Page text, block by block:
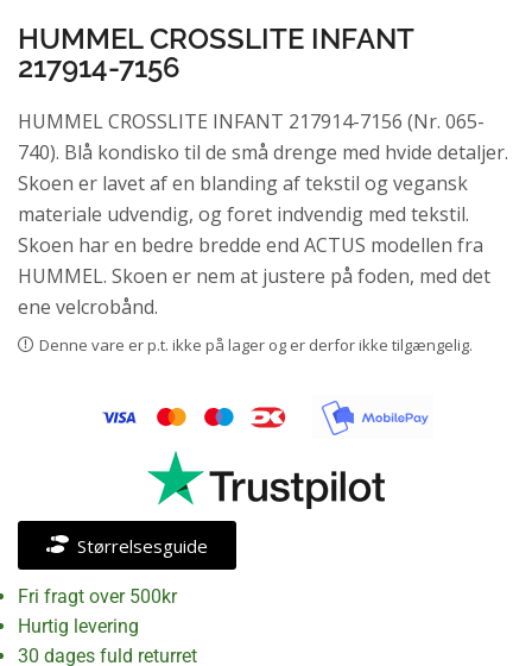
HUMMEL CROSSLITE INFANT
217914-7156
HUMMEL CROSSLITE INFANT 217914-7156 (Nr. 065-
740). Blå kondisko til de små drenge med hvide detaljer.
Skoen er lavet af en blanding af tekstil og vegansk
materiale udvendig, og foret indvendig med tekstil.
Skoen har en bedre bredde end ACTUS modellen fra
HUMMEL. Skoen er nem at justere på foden, med det
ene velcrobånd.
Denne vare er p.t. ikke på lager og er derfor ikke tilgængelig.
Størrelsesguide
Fri fragt over 500kr
Hurtig levering
30 dages fuld returret